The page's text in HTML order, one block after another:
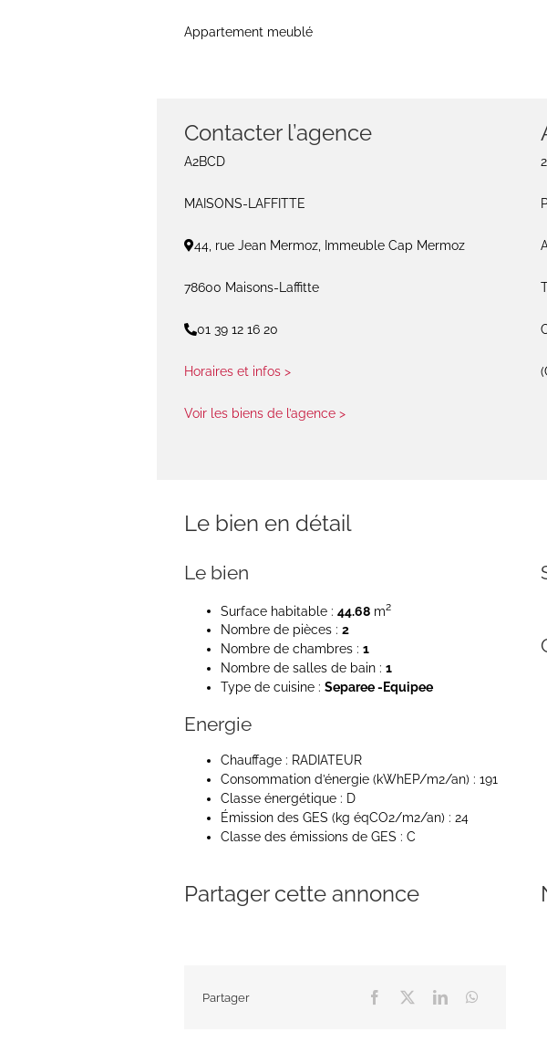
Appartement meublé
Contacter l’agence
A2BCD
MAISONS-LAFFITTE
44, rue Jean Mermoz, Immeuble Cap Mermoz
78600 Maisons-Laffitte
01 39 12 16 20
Horaires et infos >
Voir les biens de l’agence >
Le bien en détail
Le bien
Surface habitable : 44.68m2
Nombre de pièces : 2
Nombre de chambres : 1
Nombre de salles de bain : 1
Type de cuisine : Separee -Equipee
Energie
Chauffage : RADIATEUR
Consommation d’énergie (kWhEP/m2/an) : 191
Classe énergétique : D
Émission des GES (kg éqCO2/m2/an) : 24
Classe des émissions de GES : C
Partager cette annonce
Partager